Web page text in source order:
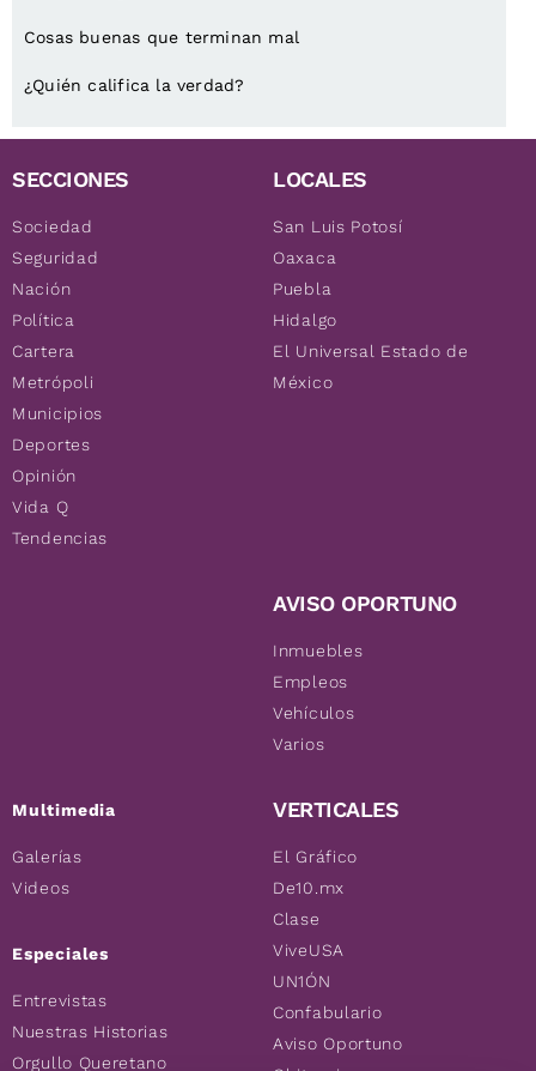
Cosas buenas que terminan mal
¿Quién califica la verdad?
SECCIONES
Sociedad
Seguridad
Nación
Política
Cartera
Metrópoli
Municipios
Deportes
Opinión
Vida Q
Tendencias
Multimedia
Galerías
Videos
Especiales
Entrevistas
Nuestras Historias
Orgullo Queretano
LOCALES
San Luis Potosí
Oaxaca
Puebla
Hidalgo
El Universal Estado de
México
AVISO OPORTUNO
Inmuebles
Empleos
Vehículos
Varios
VERTICALES
El Gráfico
De10.mx
Clase
ViveUSA
UN1ÓN
Confabulario
Aviso Oportuno